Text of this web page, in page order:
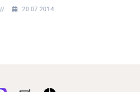
20.07.2014